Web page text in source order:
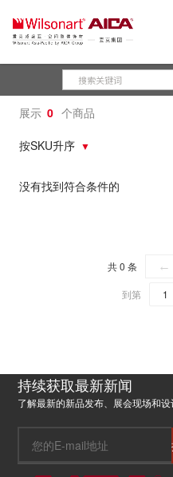
展示 0 个商品
按SKU升序
没有找到符合条件的
共 0 条 ←
到第
持续获取最新新闻
了解最新的新品发布、展会现场和